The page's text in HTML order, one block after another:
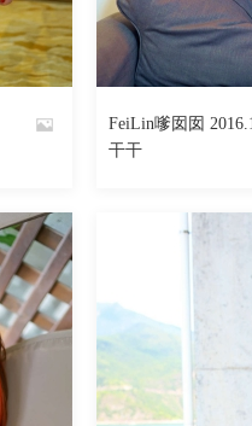
0 回复
By
FeiLin嗲囡囡
干干